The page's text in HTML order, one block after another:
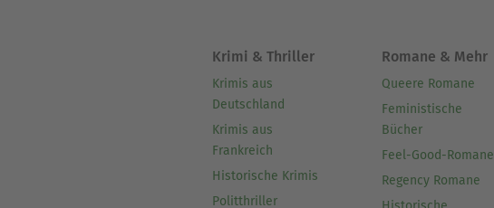
Krimi & Thriller
Krimis aus
Deutschland
Krimis aus
Frankreich
Historische Krimis
Politthriller
Romane & Mehr
Queere Romane
Feministische
Bücher
Feel-Good-Romane
Regency Romane